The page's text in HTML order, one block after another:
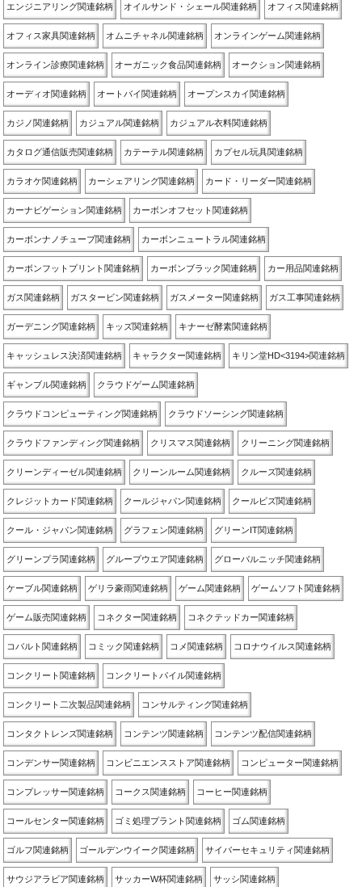
エンジニアリング関連銘柄 オイルサンド・シェール関連銘柄 オフィス関連銘柄
オフィス家具関連銘柄 オムニチャネル関連銘柄 オンラインゲーム関連銘柄
オンライン診療関連銘柄 オーガニック食品関連銘柄 オークション関連銘柄
オーディオ関連銘柄 オートバイ関連銘柄 オープンスカイ関連銘柄
カジノ関連銘柄 カジュアル関連銘柄 カジュアル衣料関連銘柄
カタログ通信販売関連銘柄 カテーテル関連銘柄 カプセル玩具関連銘柄
カラオケ関連銘柄 カーシェアリング関連銘柄 カード・リーダー関連銘柄
カーナビゲーション関連銘柄 カーボンオフセット関連銘柄
カーボンナノチューブ関連銘柄 カーボンニュートラル関連銘柄
カーボンフットプリント関連銘柄 カーボンブラック関連銘柄 カー用品関連銘柄
ガス関連銘柄 ガスタービン関連銘柄 ガスメーター関連銘柄 ガス工事関連銘柄
ガーデニング関連銘柄 キッズ関連銘柄 キナーゼ酵素関連銘柄
キャッシュレス決済関連銘柄 キャラクター関連銘柄 キリン堂HD<3194>関連銘柄
ギャンブル関連銘柄 クラウドゲーム関連銘柄
クラウドコンピューティング関連銘柄 クラウドソーシング関連銘柄
クラウドファンディング関連銘柄 クリスマス関連銘柄 クリーニング関連銘柄
クリーンディーゼル関連銘柄 クリーンルーム関連銘柄 クルーズ関連銘柄
クレジットカード関連銘柄 クールジャパン関連銘柄 クールビズ関連銘柄
クール・ジャパン関連銘柄 グラフェン関連銘柄 グリーンIT関連銘柄
グリーンプラ関連銘柄 グループウエア関連銘柄 グローバルニッチ関連銘柄
ケーブル関連銘柄 ゲリラ豪雨関連銘柄 ゲーム関連銘柄 ゲームソフト関連銘柄
ゲーム販売関連銘柄 コネクター関連銘柄 コネクテッドカー関連銘柄
コバルト関連銘柄 コミック関連銘柄 コメ関連銘柄 コロナウイルス関連銘柄
コンクリート関連銘柄 コンクリートパイル関連銘柄
コンクリート二次製品関連銘柄 コンサルティング関連銘柄
コンタクトレンズ関連銘柄 コンテンツ関連銘柄 コンテンツ配信関連銘柄
コンデンサー関連銘柄 コンビニエンスストア関連銘柄 コンピューター関連銘柄
コンプレッサー関連銘柄 コークス関連銘柄 コーヒー関連銘柄
コールセンター関連銘柄 ゴミ処理プラント関連銘柄 ゴム関連銘柄
ゴルフ関連銘柄 ゴールデンウイーク関連銘柄 サイバーセキュリティ関連銘柄
サウジアラビア関連銘柄 サッカーW杯関連銘柄 サッシ関連銘柄